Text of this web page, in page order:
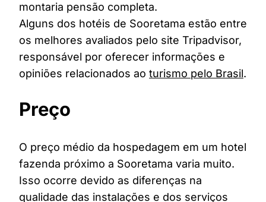
montaria pensão completa.
Alguns dos hotéis de Sooretama estão entre
os melhores avaliados pelo site Tripadvisor,
responsável por oferecer informações e
opiniões relacionados ao turismo pelo Brasil.
Preço
O preço médio da hospedagem em um hotel
fazenda próximo a Sooretama varia muito.
Isso ocorre devido as diferenças na
qualidade das instalações e dos serviços